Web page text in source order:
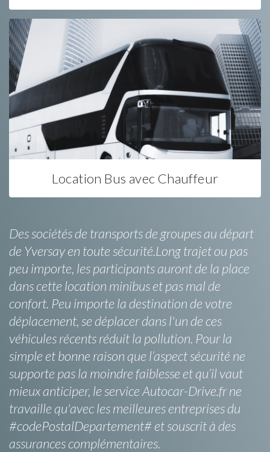
Location Bus avec Chauffeur
Des sociétés de transports de groupes au départ
de Yversay en toute sécurité.Long trajet ou pas
peu importe, les participants auront de la place
dans cette location minibus et pas mal de
confort. Peu importe la destination de votre
déplacement, se déplacer dans l'un de ces
véhicules récents réduit la pollution. Pour la
simple et bonne raison que l’aspect sécurité ne
supporte pas la moindre faiblesse et qu’il vaut
mieux anticiper, le service Autocar-Drive.fr ne
travaille qu'avec les meilleures entreprises du
#codePostalDepartement# et souscrit à des
assurances complémentaires.